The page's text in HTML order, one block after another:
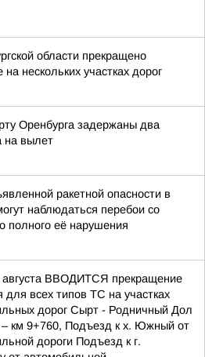
области прекращено
нескольких участках дорог
Оренбурга задержаны два
на вылет
ракетной опасности в
наблюдаться перебои со
полного её нарушения
августа ВВОДИТСЯ прекращение
для всех типов ТС на участках
дорог Сырт - Родничный Дол
– км 9+760, Подъезд к х. Южный от
дороги Подъезд к г.